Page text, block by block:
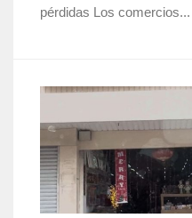
pérdidas Los comercios...